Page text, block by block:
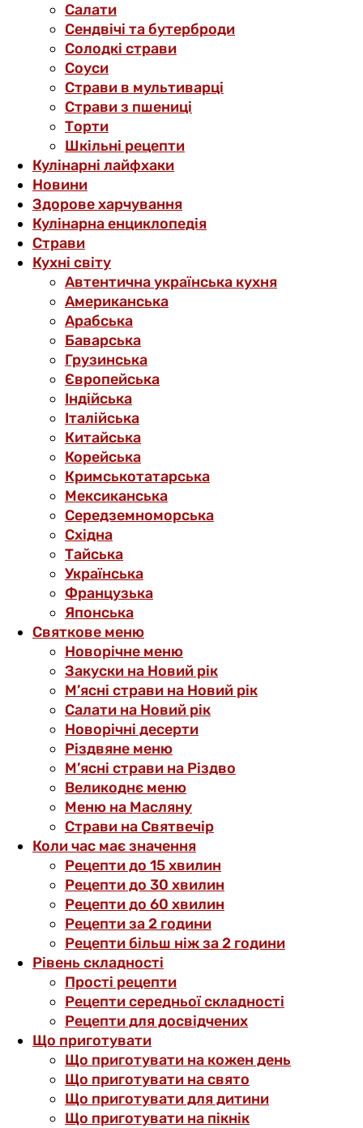
Салати
Сендвічі та бутерброди
Солодкі страви
Соуси
Страви в мультиварці
Страви з пшениці
Торти
Шкільні рецепти
Кулінарні лайфхаки
Новини
Здорове харчування
Кулінарна енциклопедія
Страви
Кухні світу
Автентична українська кухня
Американська
Арабська
Баварська
Грузинська
Європейська
Індійська
Італійська
Китайська
Корейська
Кримськотатарська
Мексиканська
Середземноморська
Східна
Тайська
Українська
Французька
Японська
Святкове меню
Новорічне меню
Закуски на Новий рік
М’ясні страви на Новий рік
Салати на Новий рік
Новорічні десерти
Різдвяне меню
М’ясні страви на Різдво
Великоднє меню
Меню на Масляну
Страви на Святвечір
Коли час має значення
Рецепти до 15 хвилин
Рецепти до 30 хвилин
Рецепти до 60 хвилин
Рецепти за 2 години
Рецепти більш ніж за 2 години
Рівень складності
Прості рецепти
Рецепти середньої складності
Рецепти для досвідчених
Що приготувати
Що приготувати на кожен день
Що приготувати на свято
Що приготувати для дитини
Що приготувати на пікнік